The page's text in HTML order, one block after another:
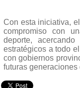
Con esta iniciativa,
compromiso con
deporte,
estratégicos a todo
con gobiernos
futuras